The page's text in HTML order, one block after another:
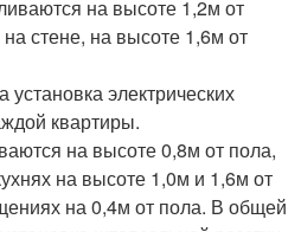
на высоте 1,2м от
стене, на высоте 1,6м от
электрических
квартиры.
на высоте 0,8м от пола,
на высоте 1,0м и 1,6м от
на 0,4м от пола. В общей